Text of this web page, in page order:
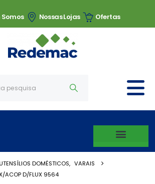
Somos Nossas Lojas Ofertas
DOMÉSTICOS, VARAIS
ACOP D/FLUX 9564